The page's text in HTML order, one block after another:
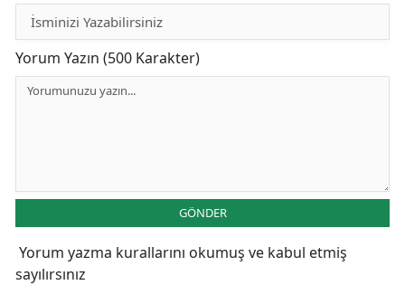
Yorum Yazın (500 Karakter)
GÖNDER
Yorum yazma kurallarını okumuş ve kabul etmiş
sayılırsınız